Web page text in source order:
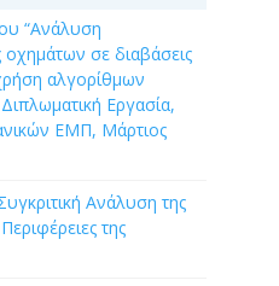
“Ανάλυση
οχημάτων σε διαβάσεις
αλγορίθμων
Εργασία,
ΕΜΠ, Μάρτιος
Ανάλυση της
της